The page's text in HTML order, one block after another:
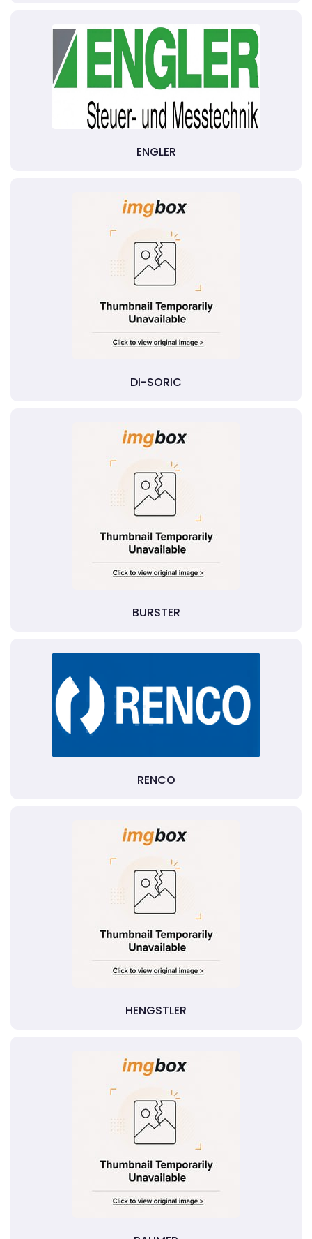
ENGLER
DI-SORIC
BURSTER
RENCO
HENGSTLER